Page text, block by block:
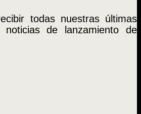
todas nuestras últimas
noticias de lanzamiento de